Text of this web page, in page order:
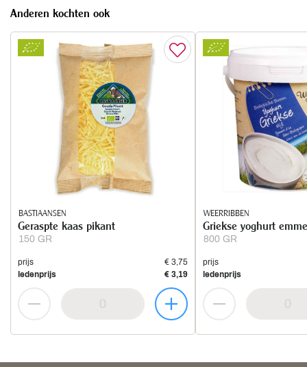
Anderen kochten ook
BASTIAANSEN
150 GR
Geraspte kaas pikant
prijs
€ 3,75
ledenprijs
€ 3,19
WEERRIBBEN
800 GR
Griekse yoghurt
prijs
ledenprijs